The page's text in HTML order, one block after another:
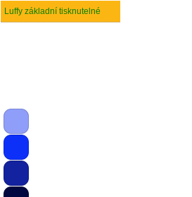
Luffy základní tisknutelné